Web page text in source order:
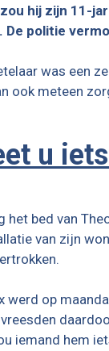
hij zijn 11-
De politie
was een
ook meteen
u
het bed van
van zijn
werd op
iemand hem